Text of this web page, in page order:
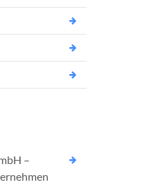
–